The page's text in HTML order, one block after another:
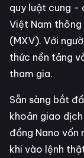
quy luật cung -
Việt Nam thông
(MXV). Với
thức nền tảng
tham gia.
Sẵn sàng bắt
khoản giao
đồng Nano vốn
khi vào lệnh